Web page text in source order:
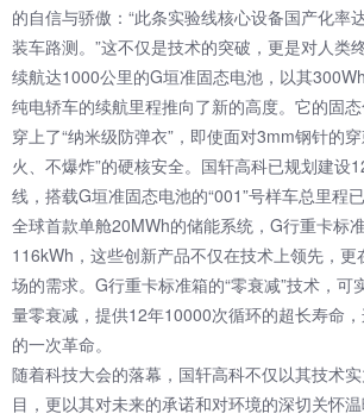
的自信与骄傲：“此条实验线核心设备国产化率
装车路测。”这不仅是技术的突破，更是对人类
续航达1000公里的G垣准固态电池，以其
纯电轿车的续航里程推向了新的高度。它的固
穿上了“纳米级防弹衣”，即使面对3mm钢针的
火、不爆炸”的硬核安全。国轩高科已规划建设
线，搭载G垣准固态电池的“001”号样车总里程
全球首款单舱20MWh的储能系统，G行重卡标
116kWh，这些创新产品不仅在技术上领先，
场的需求。G行重卡标准箱的“零衰减”技术，可
量零衰减，提供12年10000次循环的超长寿命
的一次革命。
随着科技大会的落幕，国轩高科不仅以其技术
目，更以其对未来的承诺和对环境的深切关怀